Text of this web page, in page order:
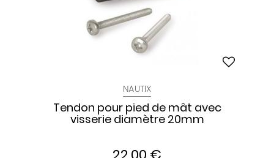
NAUTIX
Tendon pour pied de mât avec
visserie diamètre 20mm